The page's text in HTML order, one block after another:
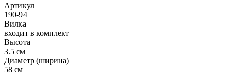
Артикул
190-94
Вилка
входит в комплект
Высота
3.5 см
Диаметр (ширина)
58 см